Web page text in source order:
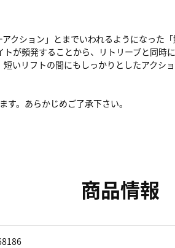
クション」とまでいわれるようになった
が頻発することから、リトリーブと同
いリフトの間にもしっかりとしたアクシ
。あらかじめご了承下さい。
商品情報